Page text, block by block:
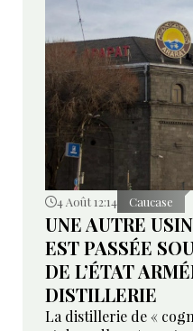
4 Août 12:14 Caucase
UNE AUTRE
EST PASSÉE
DE L’ÉTAT
DISTILLERIE
La distillerie de «